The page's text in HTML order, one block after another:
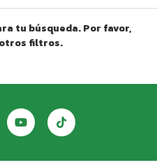
tu búsqueda. Por favor,
filtros.